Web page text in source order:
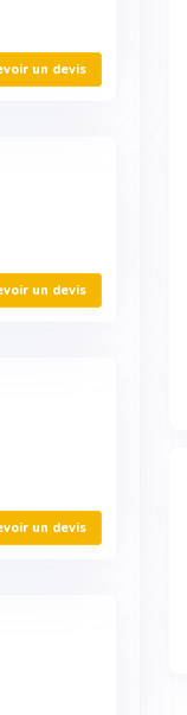
un devis
un devis
un devis